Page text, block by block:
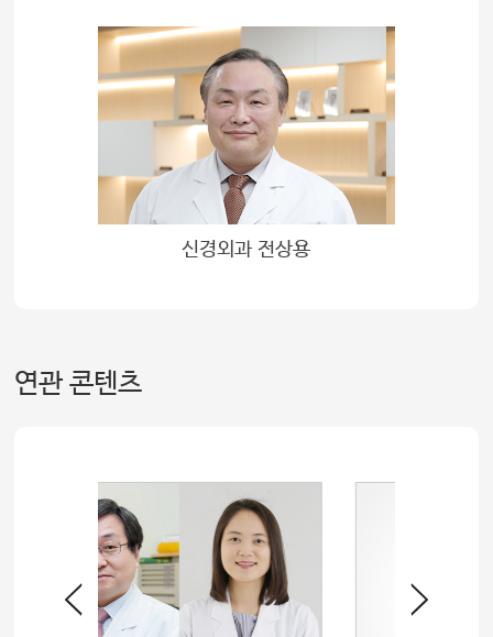
신경외과 전상용
연관 콘텐츠